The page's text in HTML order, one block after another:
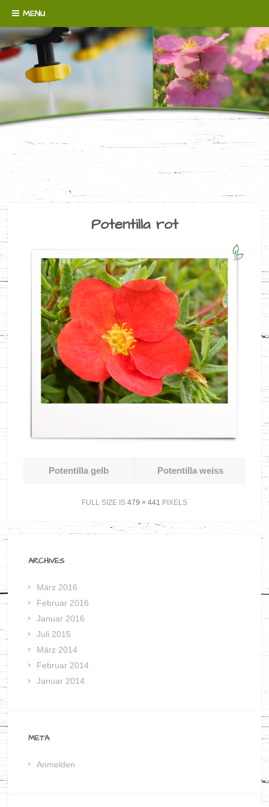
MENU
Skip to content
BAUMSCHULE
BROERMANN
WENN´S UM BODENDECKER GEHT!
Potentilla rot
Potentilla gelb Potentilla weiss
FULL SIZE IS 479 × 441 PIXELS
ARCHIVES
März 2016
Februar 2016
Januar 2016
Juli 2015
März 2014
Februar 2014
Januar 2014
META
Anmelden